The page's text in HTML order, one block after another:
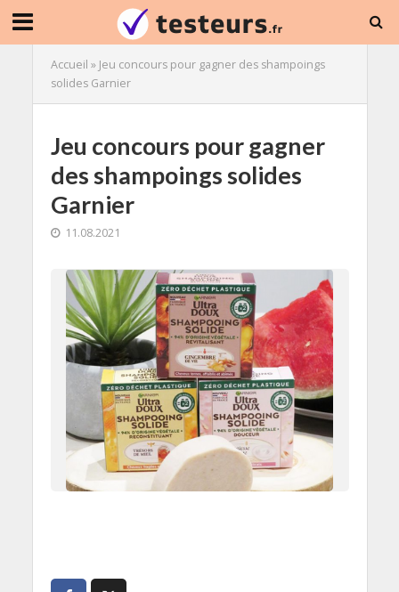
Accueil » Jeu concours pour gagner des shampoings
solides Garnier
Jeu concours pour gagner
des shampoings solides
Garnier
11.08.2021